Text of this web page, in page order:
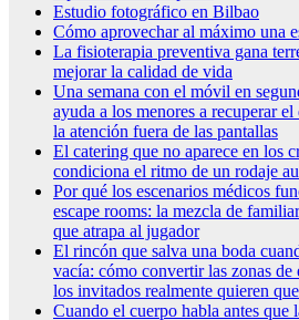
Estudio fotográfico en Bilbao
Cómo aprovechar al máximo una
La fisioterapia preventiva gana
mejorar la calidad de vida
Una semana con el móvil en
ayuda a los menores a recuperar
la atención fuera de las pantallas
El catering que no aparece en los
condiciona el ritmo de un rodaje
Por qué los escenarios médicos
escape rooms: la mezcla de
que atrapa al jugador
El rincón que salva una boda
vacía: cómo convertir las zonas de
los invitados realmente quieren
Cuando el cuerpo habla antes que